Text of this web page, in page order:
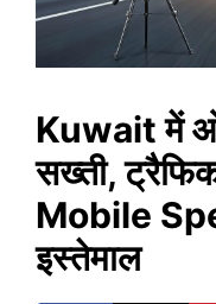
Kuwait में
सख्ती,
Mobile
इस्तेमाल